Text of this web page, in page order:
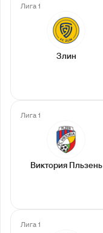
Лига 1
Злин
Лига 1
Виктория Пльзень
Лига 1